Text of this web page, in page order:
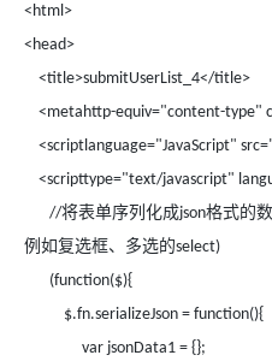
<html>
<head>
<title>submitUserList_4</title>
<metahttp-equiv="content-
<scriptlanguage="JavaScript"
<scripttype="text/javascript"
//将表单序列化成json格式的
例如复选框、多选的select)
(function($){
$.fn.serializeJson = function(){
var jsonData1 = {};